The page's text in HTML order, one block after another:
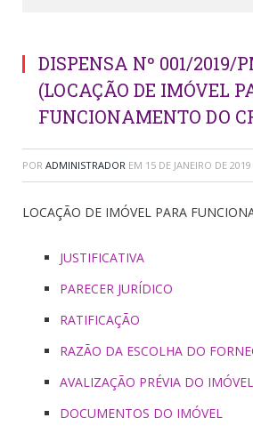
DISPENSA Nº 001/2019/
(LOCAÇÃO DE IMÓVEL
FUNCIONAMENTO DO
POR ADMINISTRADOR EM 15 DE JANEIRO DE 2019
LOCAÇÃO DE IMÓVEL PARA
JUSTIFICATIVA
PARECER JURÍDICO
RATIFICAÇÃO
RAZÃO DA ESCOLHA DO
AVALIZAÇÃO PRÉVIA DO IMÓVEL
DOCUMENTOS DO IMÓVEL